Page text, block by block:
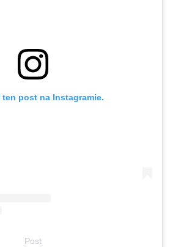
ten post na Instagramie.
Post